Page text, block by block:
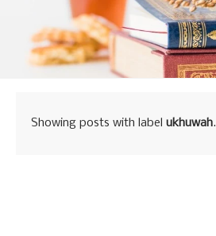
Showing posts with label ukhuwah.